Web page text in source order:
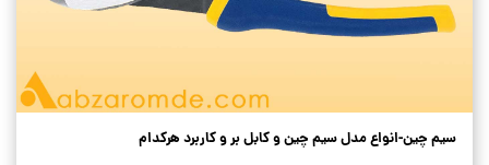
سیم چین-انواع مدل سیم چین و کابل بر و کاربرد هرکدام